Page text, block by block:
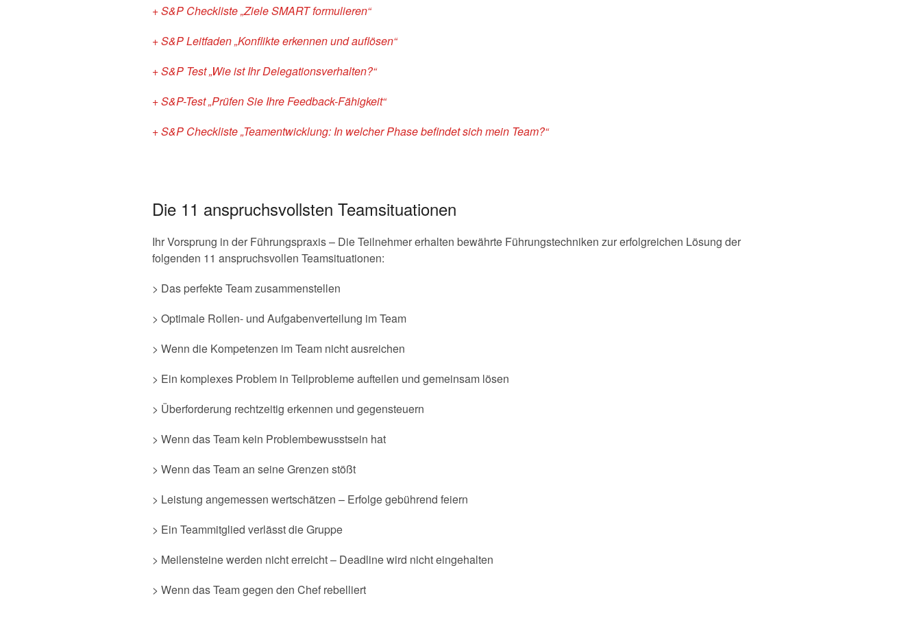
+ S&P Checkliste „Ziele SMART formulieren“
+ S&P Leitfaden „Konflikte erkennen und auflösen“
+ S&P Test „Wie ist Ihr Delegationsverhalten?“
+ S&P-Test „Prüfen Sie Ihre Feedback-Fähigkeit“
+ S&P Checkliste „Teamentwicklung: In welcher Phase befindet sich mein Team?“
Die 11 anspruchsvollsten Teamsituationen
Ihr Vorsprung in der Führungspraxis – Die Teilnehmer erhalten bewährte Führungstechniken zur erfolgreichen Lösung der
folgenden 11 anspruchsvollen Teamsituationen:
> Das perfekte Team zusammenstellen
> Optimale Rollen- und Aufgabenverteilung im Team
> Wenn die Kompetenzen im Team nicht ausreichen
> Ein komplexes Problem in Teilprobleme aufteilen und gemeinsam lösen
> Überforderung rechtzeitig erkennen und gegensteuern
> Wenn das Team kein Problembewusstsein hat
> Wenn das Team an seine Grenzen stößt
> Leistung angemessen wertschätzen – Erfolge gebührend feiern
> Ein Teammitglied verlässt die Gruppe
> Meilensteine werden nicht erreicht – Deadline wird nicht eingehalten
> Wenn das Team gegen den Chef rebelliert